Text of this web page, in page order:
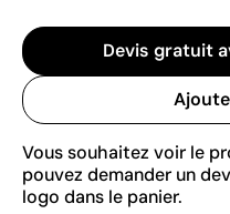
Devis gratuit
Vous souhaitez voir le
pouvez demander un
logo dans le panier.